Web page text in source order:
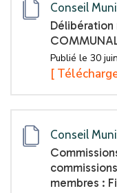
Conseil
Délibération
Publié le 30
[
Conseil
membres :